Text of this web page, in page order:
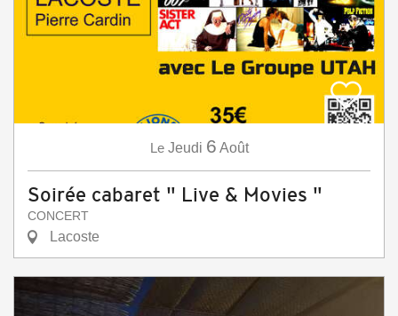
Le Jeudi 6 Août
Soirée cabaret " Live & Movies "
CONCERT
Lacoste